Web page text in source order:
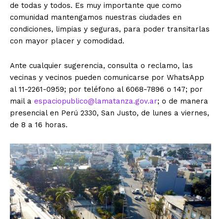
de todas y todos. Es muy importante que como
comunidad mantengamos nuestras ciudades en
condiciones, limpias y seguras, para poder transitarlas
con mayor placer y comodidad.
Ante cualquier sugerencia, consulta o reclamo, las
vecinas y vecinos pueden comunicarse por WhatsApp
al 11-2261-0959; por teléfono al 6068-7896 o 147; por
mail a espaciopublico@lamatanza.gov.ar; o de manera
presencial en Perú 2330, San Justo, de lunes a viernes,
de 8 a 16 horas.